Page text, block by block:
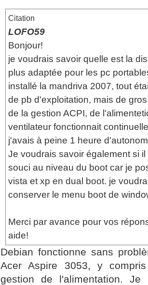
Citation
LOFO59
Bonjour!
je voudrais savoir quelle est la
plus adaptée pour les pc
installé la mandriva 2007, tout
de pb d'exploitation, mais de
de la gestion ACPI, de
ventilateur fonctionnait
j'avais à peine 1 heure
Je voudrais savoir également si
souci au niveau du boot car je
vista et xp en dual boot. je
conserver le menu boot de
Merci par avance pour vos
aide!
Debian fonctionne sans
Acer Aspire 3053, y
gestion de l'alimentation. Je